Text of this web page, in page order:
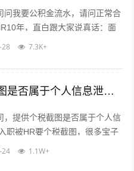
问我要公积金流水，请问正常合
年，直白跟大家说真话：面
流水，很常见，但不是必须！不
7.3K+
入职新公司，提供个税截图是否属于个人信息泄露？
，提供个税截图是否属于个人信
职被HR要个税截图，很多宝子
算不算隐私泄露？到底能不能
24 1.1W+